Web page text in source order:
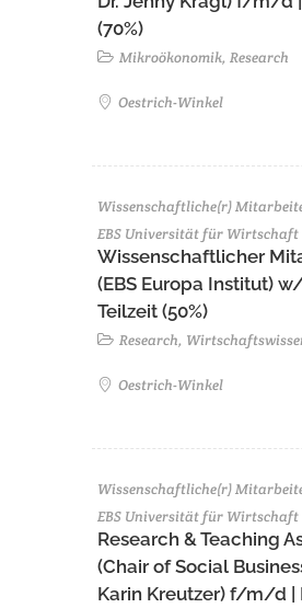
(70%)
Mikroökonomik, Research
Oestrich-Winkel
Wissenschaftliche(r)
EBS Universität für Wirtschaft
Wissenschaftlicher
(EBS Europa Institut)
Teilzeit (50%)
Research,
Oestrich-Winkel
Wissenschaftliche(r)
EBS Universität für Wirtschaft
Research & Teaching
(Chair of Social
Karin Kreutzer) f/m/d |